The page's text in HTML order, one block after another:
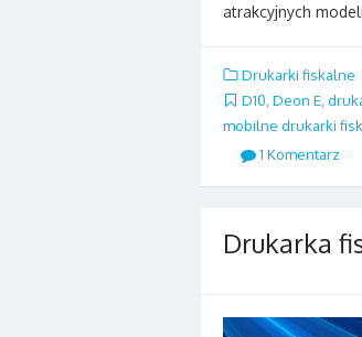
atrakcyjnych
Drukarki fiskalne
D10 Deon E
mobilne drukarki
1 Komentarz
Drukarka